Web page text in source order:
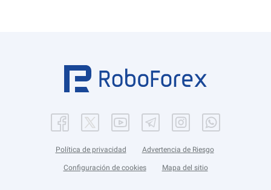
Política de privacidad Advertencia de Riesgo
Configuración de cookies Mapa del sitio